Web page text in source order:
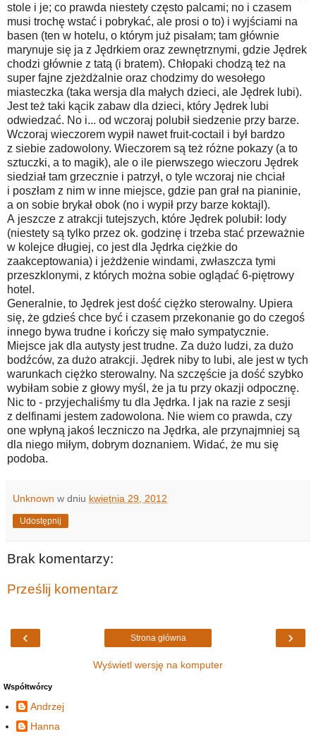
stole i je; co prawda niestety często palcami; no i czasem
musi trochę wstać i pobrykać, ale prosi o to) i wyjściami na
basen (ten w hotelu, o którym już pisałam; tam głównie
marynuje się ja z Jędrkiem oraz zewnętrznymi, gdzie Jędrek
chodzi głównie z tatą (i bratem). Chłopaki chodzą też na
super fajne zjeżdżalnie oraz chodzimy do wesołego
miasteczka (taka wersja dla małych dzieci, ale Jędrek lubi).
Jest też taki kącik zabaw dla dzieci, który Jędrek lubi
odwiedzać. No i... od wczoraj polubił siedzenie przy barze.
Wczoraj wieczorem wypił nawet fruit-coctail i był bardzo
z siebie zadowolony. Wieczorem są też różne pokazy (a to
sztuczki, a to magik), ale o ile pierwszego wieczoru Jędrek
siedział tam grzecznie i patrzył, o tyle wczoraj nie chciał
i poszłam z nim w inne miejsce, gdzie pan grał na pianinie,
a on sobie brykał obok (no i wypił przy barze koktajl).
A jeszcze z atrakcji tutejszych, które Jędrek polubił: lody
(niestety są tylko przez ok. godzinę i trzeba stać przeważnie
w kolejce długiej, co jest dla Jędrka ciężkie do
zaakceptowania) i jeżdżenie windami, zwłaszcza tymi
przeszklonymi, z których można sobie oglądać 6-piętrowy
hotel.
Generalnie, to Jędrek jest dość ciężko sterowalny. Upiera
się, że gdzieś chce być i czasem przekonanie go do czegoś
innego bywa trudne i kończy się mało sympatycznie.
Miejsce jak dla autysty jest trudne. Za dużo ludzi, za dużo
bodźców, za dużo atrakcji. Jędrek niby to lubi, ale jest w tych
warunkach ciężko sterowalny. Na szczęście ja dość szybko
wybiłam sobie z głowy myśl, że ja tu przy okazji odpocznę.
Nic to - przyjechaliśmy tu dla Jędrka. I jak na razie z sesji
z delfinami jestem zadowolona. Nie wiem co prawda, czy
one wpłyną jakoś leczniczo na Jędrka, ale przynajmniej są
dla niego miłym, dobrym doznaniem. Widać, że mu się
podoba.
Unknown w dniu kwietnia 29, 2012
Udostępnij
Brak komentarzy:
Prześlij komentarz
‹ ›
Strona główna
Wyświetl wersję na komputer
Współtwórcy
Andrzej
Hanna